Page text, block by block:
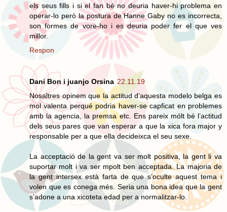
els seus fills i si el fan bé no deuria haver-hi problema en
operar-lo però la postura de Hanne Gaby no es incorrecta,
son formes de vore-ho i es deuria poder fer el que ves
millor.
Respon
Dani Bon i juanjo Orsina 22.11.19
Nosaltres opinem que la actitud d’aquesta modelo belga es
mol valenta perqué podria haver-se capficat en problemes
amb la agencia, la premsa etc. Ens pareix mólt bé l’actitud
dels seus pares que van esperar a que la xica fora major y
responsable per a que ella decideixca el seu sexe.
La acceptació de la gent va ser molt positiva, la gent li va
suportar molt i va ser mpolt ben acceptada. La majoria de
la gent intersex està farta de que s’oculte aquest tema i
volen que es conega més. Seria una bona idea que la gent
s’adone a una xicoteta edad per a normalitzar-lo.